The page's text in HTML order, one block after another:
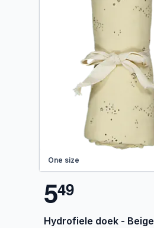
One size
549
Hydrofiele doek - Beige